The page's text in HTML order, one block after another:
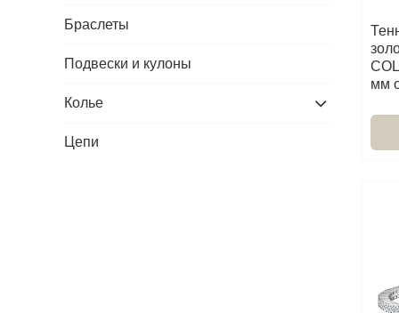
мм
Браслеты
Подвески и кулоны
Колье
Цепи